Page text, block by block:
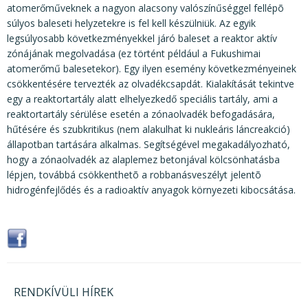
atomerőműveknek a nagyon alacsony valószínűséggel fellépõ
súlyos baleseti helyzetekre is fel kell készülniük. Az egyik
legsúlyosabb következményekkel járó baleset a reaktor aktív
zónájának megolvadása (ez történt például a Fukushimai
atomerőmű balesetekor). Egy ilyen esemény következményeinek
csökkentésére tervezték az olvadékcsapdát. Kialakítását tekintve
egy a reaktortartály alatt elhelyezkedő speciális tartály, ami a
reaktortartály sérülése esetén a zónaolvadék befogadására,
hűtésére és szubkritikus (nem alakulhat ki nukleáris láncreakció)
állapotban tartására alkalmas. Segítségével megakadályozható,
hogy a zónaolvadék az alaplemez betonjával kölcsönhatásba
lépjen, továbbá csökkenthetõ a robbanásveszélyt jelentõ
hidrogénfejlődés és a radioaktív anyagok környezeti kibocsátása.
RENDKÍVÜLI HÍREK